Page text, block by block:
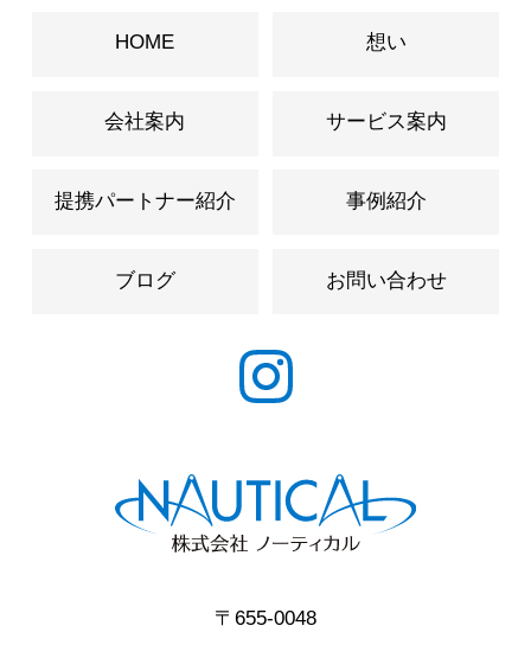
HOME 想い
会社案内 サービス案内
提携パートナー紹介 事例紹介
ブログ お問い合わせ
〒655-0048